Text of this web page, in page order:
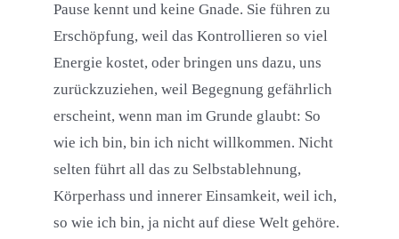
Pause kennt und keine Gnade. Sie führen zu
Erschöpfung, weil das Kontrollieren so viel
Energie kostet, oder bringen uns dazu, uns
zurückzuziehen, weil Begegnung gefährlich
erscheint, wenn man im Grunde glaubt: So
wie ich bin, bin ich nicht willkommen. Nicht
selten führt all das zu Selbstablehnung,
Körperhass und innerer Einsamkeit, weil ich,
so wie ich bin, ja nicht auf diese Welt gehöre.